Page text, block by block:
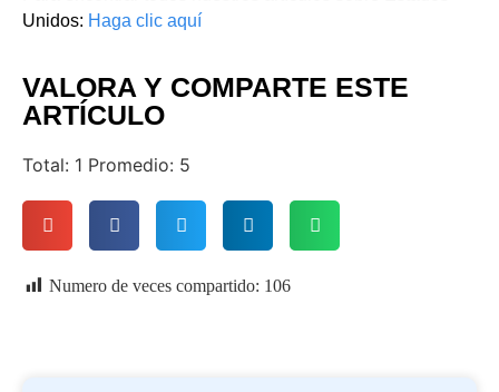
Unidos: Haga clic aquí
VALORA Y COMPARTE ESTE
ARTÍCULO
Total: 1 Promedio: 5
Numero de veces compartido: 106